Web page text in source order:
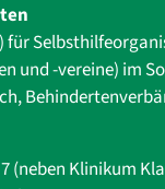
für
und -vereine) im
(neben Klinikum